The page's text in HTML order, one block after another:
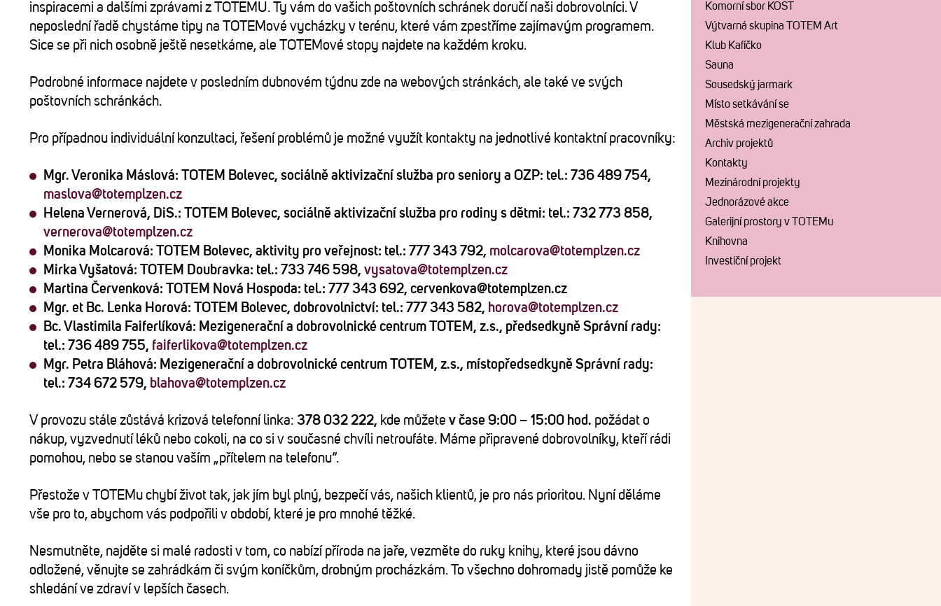
inspiracemi a dalšími zprávami z TOTEMU. Ty vám do vašich poštovních schránek doručí naši dobrovolníci. V
neposlední řadě chystáme tipy na TOTEMové vycházky v terénu, které vám zpestříme zajímavým programem.
Sice se při nich osobně ještě nesetkáme, ale TOTEMové stopy najdete na každém kroku.
Podrobné informace najdete v posledním dubnovém týdnu zde na webových stránkách, ale také ve svých
poštovních schránkách.
Pro případnou individuální konzultaci, řešení problémů je možné využít kontakty na jednotlivé kontaktní pracovníky:
Mgr. Veronika Máslová: TOTEM Bolevec, sociálně aktivizační služba pro seniory a OZP: tel.: 736 489 754,
maslova@totemplzen.cz
Helena Vernerová, DiS.: TOTEM Bolevec, sociálně aktivizační služba pro rodiny s dětmi: tel.: 732 773 858,
vernerova@totemplzen.cz
Monika Molcarová: TOTEM Bolevec, aktivity pro veřejnost: tel.: 777 343 792, molcarova@totemplzen.cz
Mirka Vyšatová: TOTEM Doubravka: tel.: 733 746 598, vysatova@totemplzen.cz
Martina Červenková: TOTEM Nová Hospoda: tel.: 777 343 692, cervenkova@totemplzen.cz
Mgr. et Bc. Lenka Horová:
TOTEM Bolevec, dobrovolnictví: tel.: 777 343 582, horova@totemplzen.cz
Bc. Vlastimila Faiferlíková: Mezigenerační a dobrovolnické centrum TOTEM, z.s., předsedkyně Správní rady:
tel.: 736 489 755, faiferlikova@totemplzen.cz
Mgr. Petra Bláhová: Mezigenerační a dobrovolnické centrum TOTEM, z.s., místopředsedkyně Správní rady:
tel.: 734 672 579, blahova@totemplzen.cz
V provozu stále zůstává krizová telefonní linka: 378 032 222, kde můžete v čase 9:00 – 15:00 hod. požádat o
nákup, vyzvednutí léků nebo cokoli, na co si v současné chvíli netroufáte. Máme připravené dobrovolníky, kteří rádi
pomohou, nebo se stanou vaším „přítelem na telefonu“.
Přestože v TOTEMu chybí život tak, jak jím byl plný, bezpečí vás, našich klientů, je pro nás prioritou. Nyní děláme
vše pro to, abychom vás podpořili v období, které je pro mnohé těžké.
Nesmutněte, najděte si malé radosti v tom, co nabízí příroda na jaře, vezměte do ruky knihy, které jsou dávno
odložené, věnujte se zahrádkám či svým koníčkům, drobným procházkám. To všechno dohromady jistě pomůže ke
shledání ve zdraví v lepších časech.
Komorní sbor KOST
Výtvarná skupina TOTEM Art
Klub Kafíčko
Sauna
Sousedský jarmark
Místo setkávání se
Městská mezigenerační zahrada
Archiv projektů
Kontakty
Mezinárodní projekty
Jednorázové akce
Galerijní prostory v TOTEMu
Knihovna
Investiční projekt